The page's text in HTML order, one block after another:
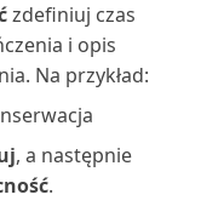
zdefiniuj czas
i opis
Na przykład:
, a następnie
.